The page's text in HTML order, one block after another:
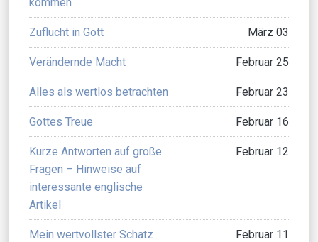
Zuflucht in Gott März 03
Verändernde Macht Februar 25
Alles als wertlos betrachten Februar 23
Gottes Treue Februar 16
Kurze Antworten auf große
Fragen – Hinweise auf
interessante englische
Artikel
Februar 12
Mein wertvollster Schatz Februar 11